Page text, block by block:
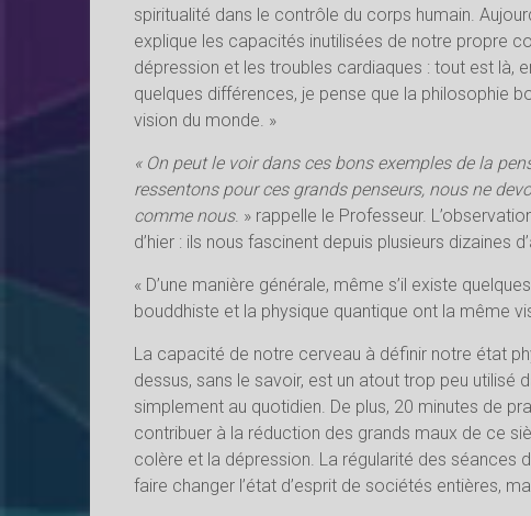
spiritualité dans le contrôle du corps humain.
explique les capacités inutilisées de notre propre
dépression et les troubles cardiaques : tout est là,
quelques différences, je pense que la philosophie
vision du monde. »
« On peut le voir dans ces bons exemples de la
ressentons pour ces grands penseurs, nous ne
comme nous. » rappelle le Professeur.
d’hier : ils nous fascinent depuis plusieurs dizaines
« D’une manière générale, même s’il existe
bouddhiste et la physique quantique ont la même
La capacité de notre cerveau à définir notre état
dessus, sans le savoir, est un atout trop peu utilisé
simplement au quotidien. De plus, 20 minutes de
contribuer à la réduction des grands maux de ce
colère et la dépression. La régularité des séances
faire changer l’état d’esprit de sociétés entières,